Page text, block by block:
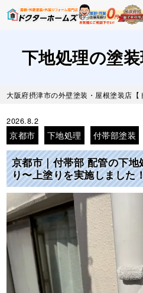
下地処理の塗
大阪府摂津市の外壁塗装・屋根塗装店【
2026.8.2
京都市 下地処理 付帯部塗装
京都市｜付帯部 配管の下
り〜上塗りを実施しました